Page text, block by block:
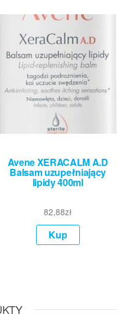
Avene XERACALM A.D
Balsam uzupełniający
lipidy 400ml
82,88zł
Kup